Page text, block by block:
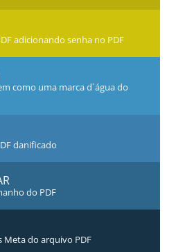
adicionando senha no PDF
como uma marca d`água do
danificado
do PDF
Meta do arquivo PDF